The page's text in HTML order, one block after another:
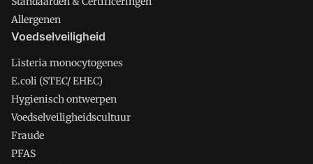
Allergenen
Voedselveiligheid
Listeria monocytogenes
E.coli (STEC/ EHEC)
Hygienisch ontwerpen
Voedselveiligheidscultuur
Fraude
PFAS